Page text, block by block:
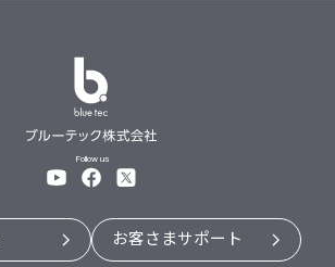
Follow us
お客さまサポート